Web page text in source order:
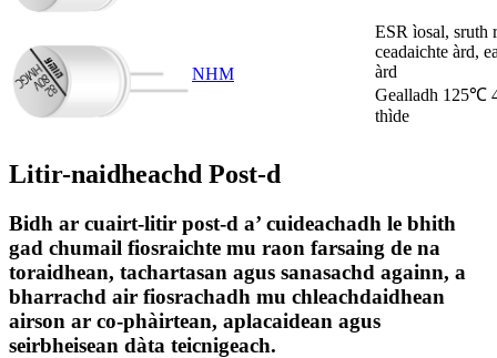
NHM
ESR ìosal, sruth
ceadaichte àrd,
àrd
Gealladh 125℃
thìde
Litir-naidheachd Post-d
Bidh ar cuairt-litir post-d a’ cuideachadh le bhith
gad chumail fiosraichte mu raon farsaing de na
toraidhean, tachartasan agus sanasachd againn, a
bharrachd air fiosrachadh mu chleachdaidhean
airson ar co-phàirtean, aplacaidean agus
seirbheisean dàta teicnigeach.